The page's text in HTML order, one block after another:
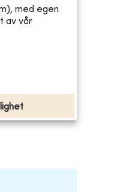
med egen
av vår